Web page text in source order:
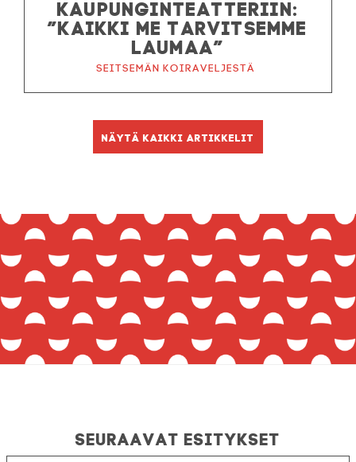
KAUPUNGINTEATTERIIN:
”KAIKKI ME TARVITSEMME
LAUMAA”
Seitsemän koiraveljestä
Näytä kaikki artikkelit
Seuraavat esitykset